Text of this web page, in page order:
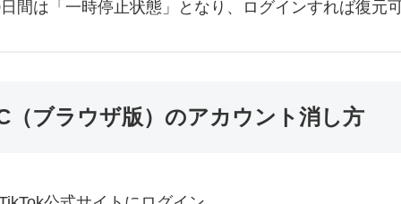
間は「一時停止状態」となり、ログインすれば復元可
（ブラウザ版）のアカウント消し方